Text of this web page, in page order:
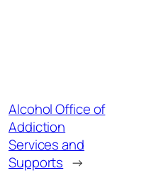
Alcohol Office of
Addiction
Services and
Supports →